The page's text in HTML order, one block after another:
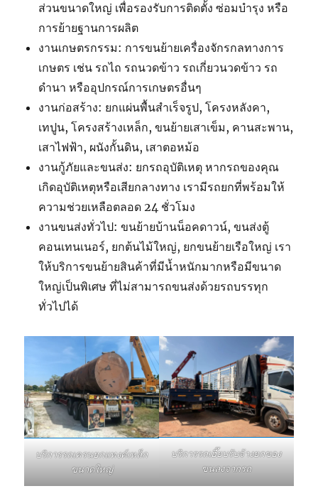
ส่วนขนาดใหญ่ เพื่อรองรับการติดตั้ง ซ่อมบำรุง หรือ
การย้ายฐานการผลิต
งานเกษตรกรรม: การขนย้ายเครื่องจักรกลทางการ
เกษตร เช่น รถไถ รถนวดข้าว รถเกี่ยวนวดข้าว รถ
ดำนา หรืออุปกรณ์การเกษตรอื่นๆ
งานก่อสร้าง: ยกแผ่นพื้นสำเร็จรูป, โครงหลังคา,
เทปูน, โครงสร้างเหล็ก, ขนย้ายเสาเข็ม, คานสะพาน,
เสาไฟฟ้า, ผนังกั้นดิน, เสาตอหม้อ
งานกู้ภัยและขนส่ง: ยกรถอุบัติเหตุ หากรถของคุณ
เกิดอุบัติเหตุหรือเสียกลางทาง เรามีรถยกที่พร้อมให้
ความช่วยเหลือตลอด 24 ชั่วโมง
งานขนส่งทั่วไป: ขนย้ายบ้านน็อคดาวน์, ขนส่งตู้
คอนเทนเนอร์, ยกต้นไม้ใหญ่, ยกขนย้ายเรือใหญ่ เรา
ให้บริการขนย้ายสินค้าที่มีน้ำหนักมากหรือมีขนาด
ใหญ่เป็นพิเศษ ที่ไม่สามารถขนส่งด้วยรถบรรทุก
ทั่วไปได้
บริการรถเครนยกแทงค์เหล็ก
ขนาดใหญ่
บริการรถเฮี๊ยบรับจ้างยกของ
ขนลงจากรถ